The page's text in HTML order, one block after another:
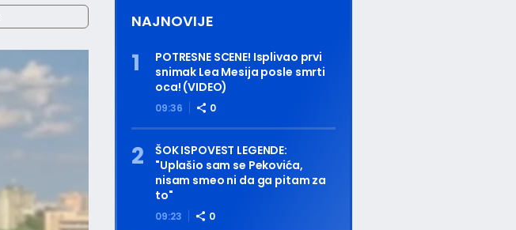
NAJNOVIJE
09:36 0
POTRESNE SCENE! Isplivao prvi
snimak Lea Mesija posle smrti
oca! (VIDEO)
09:23 0
ŠOK ISPOVEST LEGENDE:
"Uplašio sam se Pekovića,
nisam smeo ni da ga pitam za
to"